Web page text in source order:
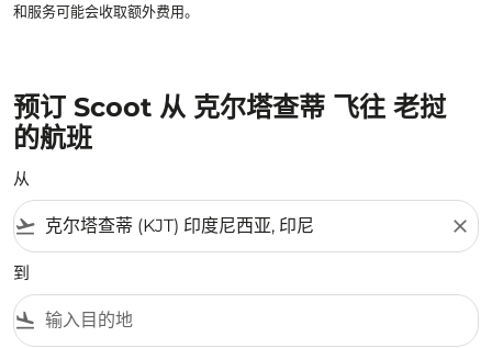
和服务可能会收取额外费用。
预订 Scoot 从 克尔塔查蒂 飞往 老挝
的航班
从
flight_takeoff close
到
flight_land